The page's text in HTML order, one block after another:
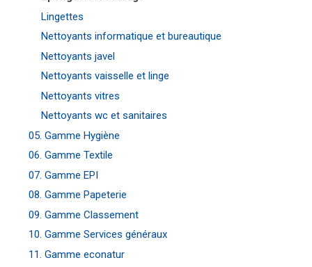
Lingettes
Nettoyants informatique et bureautique
Nettoyants javel
Nettoyants vaisselle et linge
Nettoyants vitres
Nettoyants wc et sanitaires
05. Gamme Hygiène
06. Gamme Textile
07. Gamme EPI
08. Gamme Papeterie
09. Gamme Classement
10. Gamme Services généraux
11. Gamme econatur